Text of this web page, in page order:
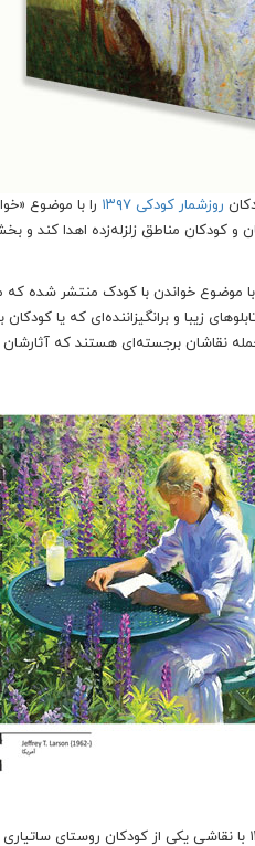
روزشمار کودکی ۱۳۹۷
را با موضوع
و کودکان مناطق زلزله‌زده اهدا
زیبا و برانگیزاننده‌ای که یا
نقاشان برجسته‌ای هستند که
صفحه آغازین روزشمار کودکی ۱۳۹۷ با نقاشی یکی از